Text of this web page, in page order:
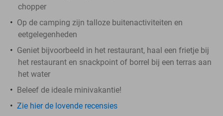
chopper
Op de camping zijn talloze buitenactiviteiten en
eetgelegenheden
Geniet bijvoorbeeld in het restaurant, haal een frietje bij
het restaurant en snackpoint of borrel bij een terras aan
het water
Beleef de ideale minivakantie!
Zie hier de lovende recensies